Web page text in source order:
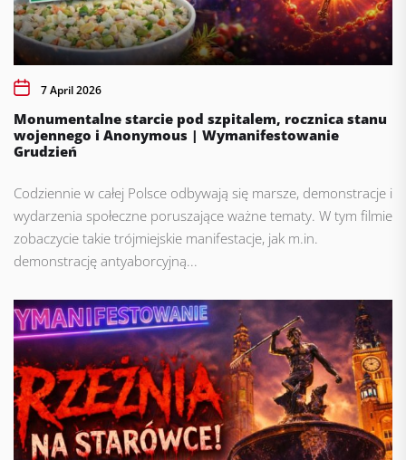
7 April 2026
Monumentalne starcie pod szpitalem, rocznica stanu
wojennego i Anonymous | Wymanifestowanie
Grudzień
Codziennie w całej Polsce odbywają się marsze, demonstracje i
wydarzenia społeczne poruszające ważne tematy. W tym filmie
zobaczycie takie trójmiejskie manifestacje, jak m.in.
demonstrację antyaborcyjną...